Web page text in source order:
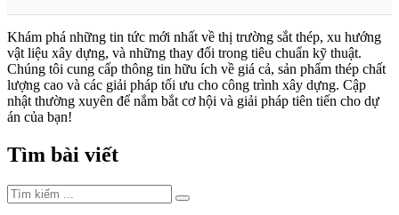
Khám phá những tin tức mới nhất về thị trường sắt thép, xu hướng
vật liệu xây dựng, và những thay đổi trong tiêu chuẩn kỹ thuật.
Chúng tôi cung cấp thông tin hữu ích về giá cả, sản phẩm thép chất
lượng cao và các giải pháp tối ưu cho công trình xây dựng. Cập
nhật thường xuyên để nắm bắt cơ hội và giải pháp tiên tiến cho dự
án của bạn!
Tìm bài viết